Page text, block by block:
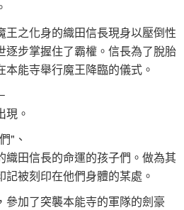
王之化身的織田信長現身以壓倒性
逐步掌握住了霸權。信長為了脫胎
能寺舉行魔王降臨的儀式。
現。
"、
織田信長的命運的孩子們。做為其
被刻印在他們身體的某處。
參加了突襲本能寺的軍隊的劍豪